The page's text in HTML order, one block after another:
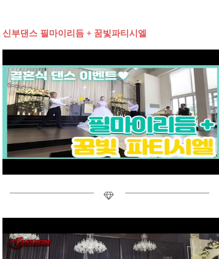
신부댄스 필마이리듬 + 꿈빛파티시엘